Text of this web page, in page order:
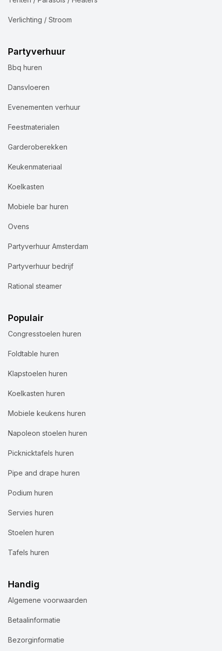
Verlichting / Stroom
Partyverhuur
Bbq huren
Dansvloeren
Evenementen verhuur
Feestmaterialen
Garderoberekken
Keukenmateriaal
Koelkasten
Mobiele bar huren
Ovens
Partyverhuur Amsterdam
Partyverhuur bedrijf
Rational steamer
Populair
Congresstoelen huren
Foldtable huren
Klapstoelen huren
Koelkasten huren
Mobiele keukens huren
Napoleon stoelen huren
Picknicktafels huren
Pipe and drape huren
Podium huren
Servies huren
Stoelen huren
Tafels huren
Handig
Algemene voorwaarden
Betaalinformatie
Bezorginformatie
Wij gebruiken cookies
Bij Accuraat Verhuur maken we gebruik van cookies en